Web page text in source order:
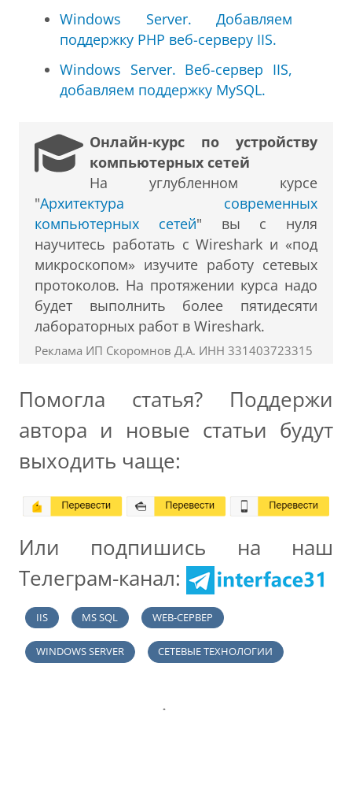
Windows Server. Добавляем
поддержку PHP веб-серверу IIS.
Windows Server. Веб-сервер IIS,
добавляем поддержку MySQL.
Онлайн-курс по устройству
компьютерных сетей
На углубленном курсе
"Архитектура современных
компьютерных сетей" вы с нуля
научитесь работать с Wireshark и «под
микроскопом» изучите работу сетевых
протоколов. На протяжении курса надо
будет выполнить более пятидесяти
лабораторных работ в Wireshark.
Реклама ИП Скоромнов Д.А. ИНН 331403723315
Помогла статья? Поддержи
автора и новые статьи будут
выходить чаще:
Или подпишись на наш
Телеграм-канал:
IIS MS SQL WEB-СЕРВЕР
WINDOWS SERVER СЕТЕВЫЕ ТЕХНОЛОГИИ